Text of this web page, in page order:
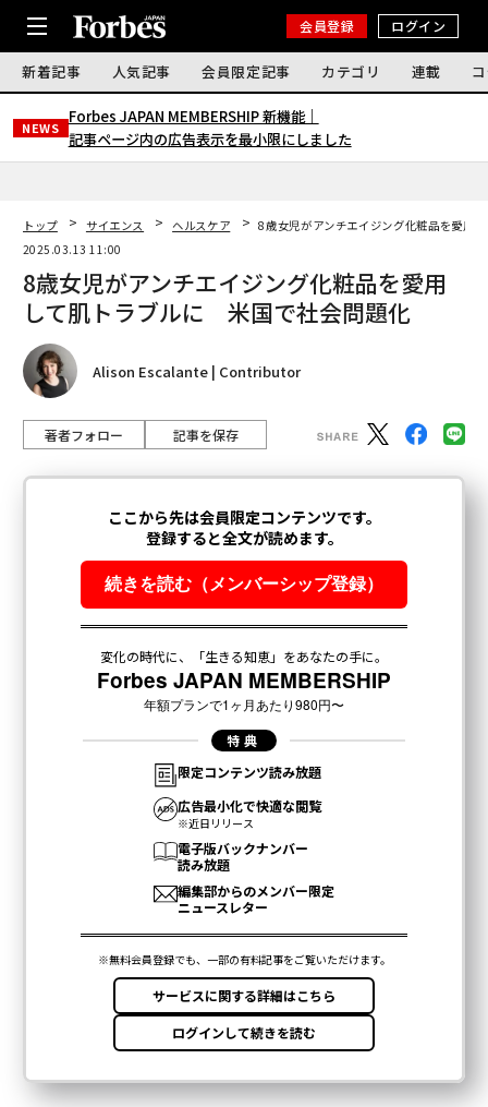
会員登録 ログイン
新着記事 人気記事 会員限定記事 カテゴリ 連載
NEWS
Forbes JAPAN MEMBERSHIP 新機能｜
記事ページ内の広告表示を最小限にしました
トップ サイエンス ヘルスケア
8歳女児がアンチエイジング化粧品を愛用
2025.03.13 11:00
8歳女児がアンチエイジング化粧品を愛用
して肌トラブルに 米国で社会問題化
Alison Escalante | Contributor
著者フォロー 記事を保存